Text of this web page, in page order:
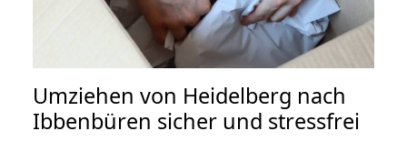
Umziehen von Heidelberg nach
Ibbenbüren sicher und stressfrei